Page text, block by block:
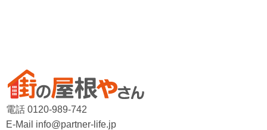
電話 0120-989-742
E-Mail info@partner-life.jp